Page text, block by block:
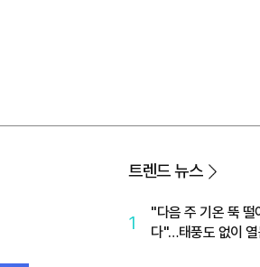
트렌드 뉴스
1
"다음 주 기온 뚝 떨
다"…태풍도 없이 열